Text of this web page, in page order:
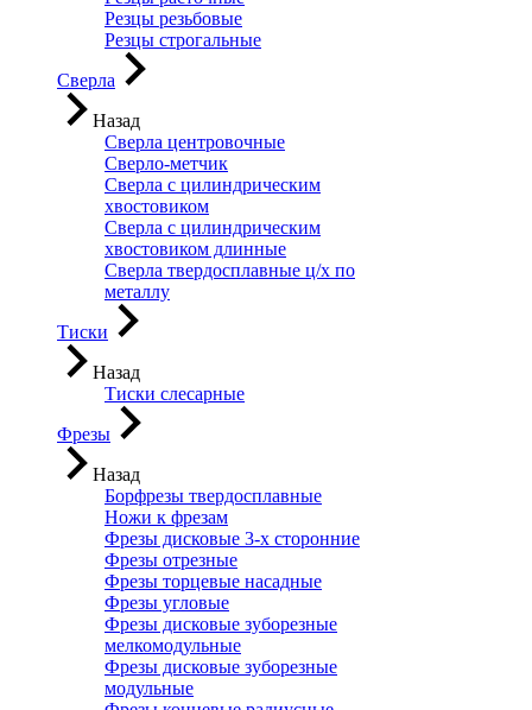
Резцы резьбовые
Резцы строгальные
Сверла
Назад
Сверла центровочные
Сверло-метчик
Сверла с цилиндрическим
хвостовиком
Сверла с цилиндрическим
хвостовиком длинные
Сверла твердосплавные ц/х по
металлу
Тиски
Назад
Тиски слесарные
Фрезы
Назад
Борфрезы твердосплавные
Ножи к фрезам
Фрезы дисковые 3-х сторонние
Фрезы отрезные
Фрезы торцевые насадные
Фрезы угловые
Фрезы дисковые зуборезные
мелкомодульные
Фрезы дисковые зуборезные
модульные